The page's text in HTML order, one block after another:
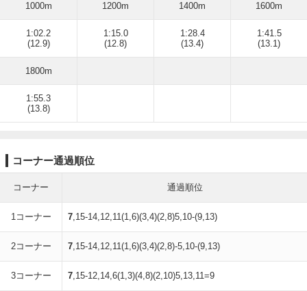
1000m 1200m 1400m 1600m
1:02.2
(12.9)
1:15.0
(12.8)
1:28.4
(13.4)
1:41.5
(13.1)
1800m
1:55.3
(13.8)
コーナー通過順位
コーナー 通過順位
1コーナー 7,15-14,12,11(1,6)(3,4)(2,8)5,10-(9,13)
2コーナー 7,15-14,12,11(1,6)(3,4)(2,8)-5,10-(9,13)
3コーナー 7,15-12,14,6(1,3)(4,8)(2,10)5,13,11=9